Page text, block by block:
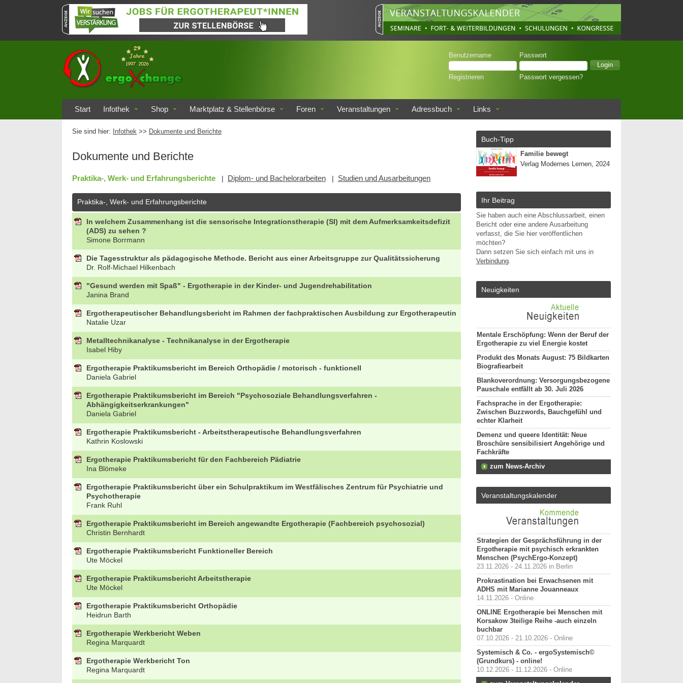
Benutzername Passwort
Registrieren Passwort vergessen?
Start Infothek Shop Marktplatz & Stellenbörse Foren Veranstaltungen Adressbuch Links
Sie sind hier: Infothek >> Dokumente und Berichte
Dokumente und Berichte
Praktika-, Werk- und Erfahrungsberichte | Diplom- und Bachelorarbeiten | Studien und Ausarbeitungen
Praktika-, Werk- und Erfahrungsberichte
In welchem Zusammenhang ist die sensorische Integrationstherapie (SI) mit dem Aufmerksamkeitsdefizit
(ADS) zu sehen ?
Simone Borrmann
Die Tagesstruktur als pädagogische Methode. Bericht aus einer Arbeitsgruppe zur Qualitätssicherung
Dr. Rolf-Michael Hilkenbach
"Gesund werden mit Spaß" - Ergotherapie in der Kinder- und Jugendrehabilitation
Janina Brand
Ergotherapeutischer Behandlungsbericht im Rahmen der fachpraktischen Ausbildung zur Ergotherapeutin
Natalie Uzar
Metalltechnikanalyse - Technikanalyse in der Ergotherapie
Isabel Hiby
Ergotherapie Praktikumsbericht im Bereich Orthopädie / motorisch - funktionell
Daniela Gabriel
Ergotherapie Praktikumsbericht im Bereich "Psychosoziale Behandlungsverfahren -
Abhängigkeitserkrankungen"
Daniela Gabriel
Ergotherapie Praktikumsbericht - Arbeitstherapeutische Behandlungsverfahren
Kathrin Koslowski
Ergotherapie Praktikumsbericht für den Fachbereich Pädiatrie
Ina Blömeke
Ergotherapie Praktikumsbericht über ein Schulpraktikum im Westfälisches Zentrum für Psychiatrie und
Psychotherapie
Frank Ruhl
Ergotherapie Praktikumsbericht im Bereich angewandte Ergotherapie (Fachbereich psychosozial)
Christin Bernhardt
Ergotherapie Praktikumsbericht Funktioneller Bereich
Ute Möckel
Ergotherapie Praktikumsbericht Arbeitstherapie
Ute Möckel
Ergotherapie Praktikumsbericht Orthopädie
Heidrun Barth
Ergotherapie Werkbericht Weben
Regina Marquardt
Ergotherapie Werkbericht Ton
Regina Marquardt
Buch-Tipp
Familie bewegt
Verlag Modernes Lernen, 2024
Ihr Beitrag
Sie haben auch eine Abschlussarbeit, einen
Bericht oder eine andere Ausarbeitung
verfasst, die Sie hier veröffentlichen
möchten?
Dann setzen Sie sich einfach mit uns in
Verbindung.
Neuigkeiten
Mentale Erschöpfung: Wenn der Beruf der
Ergotherapie zu viel Energie kostet
Produkt des Monats August: 75 Bildkarten
Biografiearbeit
Blankoverordnung: Versorgungsbezogene
Pauschale entfällt ab 30. Juli 2026
Fachsprache in der Ergotherapie:
Zwischen Buzzwords, Bauchgefühl und
echter Klarheit
Demenz und queere Identität: Neue
Broschüre sensibilisiert Angehörige und
Fachkräfte
zum News-Archiv
Veranstaltungskalender
Strategien der Gesprächsführung in der
Ergotherapie mit psychisch erkrankten
Menschen (PsychErgo-Konzept)
23.11.2026 - 24.11.2026 in Berlin
Prokrastination bei Erwachsenen mit
ADHS mit Marianne Jouanneaux
14.11.2026 - Online
ONLINE Ergotherapie bei Menschen mit
Korsakow 3teilige Reihe -auch einzeln
buchbar
07.10.2026 - 21.10.2026 - Online
Systemisch & Co. - ergoSystemisch©
(Grundkurs) - online!
10.12.2026 - 11.12.2026 - Online